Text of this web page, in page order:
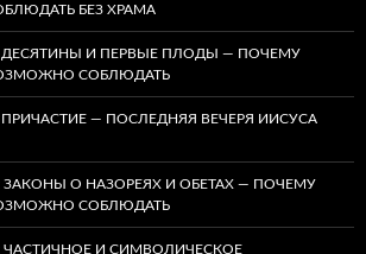
БЕЗ ХРАМА
ДЕСЯТИНЫ И ПЕРВЫЕ ПЛОДЫ — ПОЧЕМУ
СОБЛЮДАТЬ
— ПОСЛЕДНЯЯ ВЕЧЕРЯ ИИСУСА
ЗАКОНЫ О НАЗОРЕЯХ И ОБЕТАХ — ПОЧЕМУ
СОБЛЮДАТЬ
ЧАСТИЧНОЕ И СИМВОЛИЧЕСКОЕ